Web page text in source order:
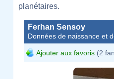
planétaires.
Ferhan Sensoy
Données de naissance et
Ajouter aux favoris (2